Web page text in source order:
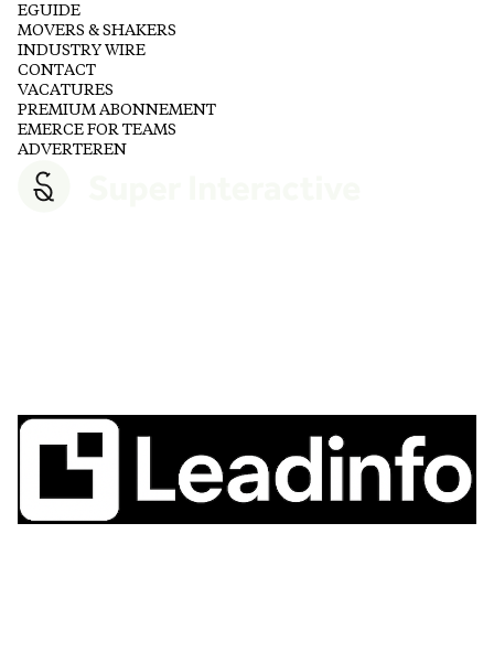
EGUIDE
MOVERS & SHAKERS
INDUSTRY WIRE
CONTACT
VACATURES
PREMIUM ABONNEMENT
EMERCE FOR TEAMS
ADVERTEREN